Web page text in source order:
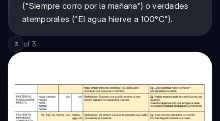
("Siempre corro por la mañana") o verdades
atemporales ("El agua hierve a 100°C").
3 of 3